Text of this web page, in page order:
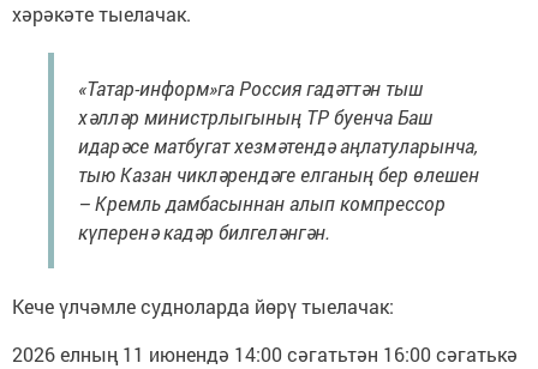
хәрәкәте тыелачак.
«Татар-информ»га Россия гадәттән тыш
хәлләр министрлыгының ТР буенча Баш
идарәсе матбугат хезмәтендә аңлатуларынча,
тыю Казан чикләрендәге елганың бер өлешен
– Кремль дамбасыннан алып компрессор
күперенә кадәр билгеләнгән.
Кече үлчәмле судноларда йөрү тыелачак:
2026 елның 11 июнендә 14:00 сәгатьтән 16:00 сәгатькә